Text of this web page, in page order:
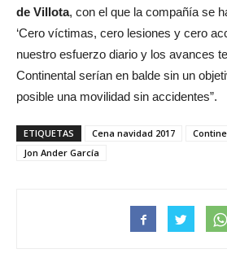
de Villota, con el que la compañía se
‘Cero víctimas, cero lesiones y cero
nuestro esfuerzo diario y los avances
Continental serían en balde sin un
posible una movilidad sin accidentes”.
ETIQUETAS Cena navidad 2017
Jon Ander García